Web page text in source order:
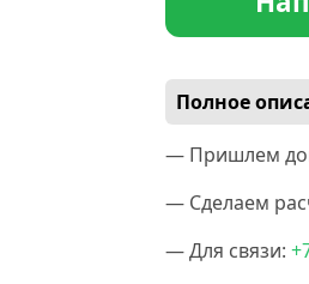
Полное
— Пришлем
— Сделаем
— Для связи: